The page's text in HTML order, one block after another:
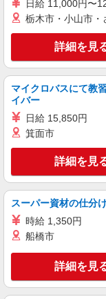
株式会社シエロ
【
（規定あ
+゜
頂
派遣社員
株式会社シエロ
（規定あ
頂
紹介予定派遣
株式会社シエロ
日給 11,000円〜
栃木市・小山市・
詳細を見
マイクロバスにて教
イバー
日給 15,850円
箕面市
詳細を見
スーパー資材の仕分
時給 1,350円
船橋市
詳細を見